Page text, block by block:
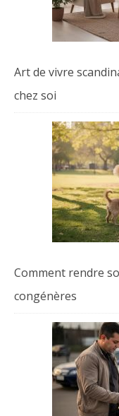
Art de vivre
chez soi
Comment rendre
congénères